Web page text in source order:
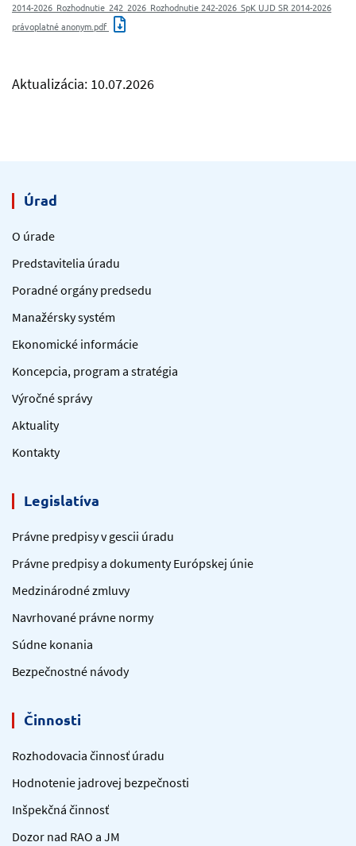
2014-2026_Rozhodnutie_242_2026_Rozhodnutie 242-2026_SpK UJD SR 2014-2026
právoplatné anonym.pdf
Aktualizácia: 10.07.2026
Úrad
O úrade
Predstavitelia úradu
Poradné orgány predsedu
Manažérsky systém
Ekonomické informácie
Koncepcia, program a stratégia
Výročné správy
Aktuality
Kontakty
Legislatíva
Právne predpisy v gescii úradu
Právne predpisy a dokumenty Európskej únie
Medzinárodné zmluvy
Navrhované právne normy
Súdne konania
Bezpečnostné návody
Činnosti
Rozhodovacia činnosť úradu
Hodnotenie jadrovej bezpečnosti
Inšpekčná činnosť
Dozor nad RAO a JM